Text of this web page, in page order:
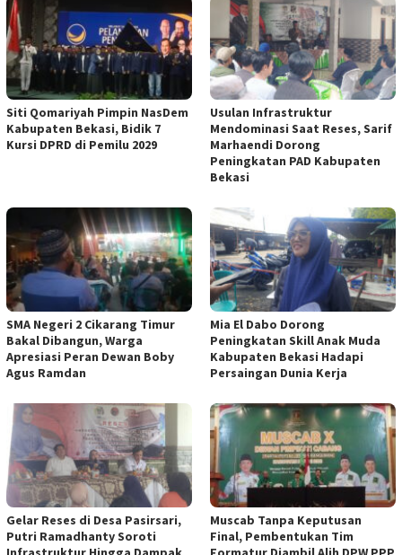
Siti Qomariyah Pimpin NasDem
Kabupaten Bekasi, Bidik 7
Kursi DPRD di Pemilu 2029
Usulan Infrastruktur
Mendominasi Saat Reses, Sarif
Marhaendi Dorong
Peningkatan PAD Kabupaten
Bekasi
SMA Negeri 2 Cikarang Timur
Bakal Dibangun, Warga
Apresiasi Peran Dewan Boby
Agus Ramdan
Mia El Dabo Dorong
Peningkatan Skill Anak Muda
Kabupaten Bekasi Hadapi
Persaingan Dunia Kerja
Gelar Reses di Desa Pasirsari,
Putri Ramadhanty Soroti
Muscab Tanpa Keputusan
Final, Pembentukan Tim